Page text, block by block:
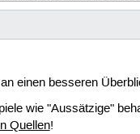
einen besseren
wie "Aussätzige"
Quellen!